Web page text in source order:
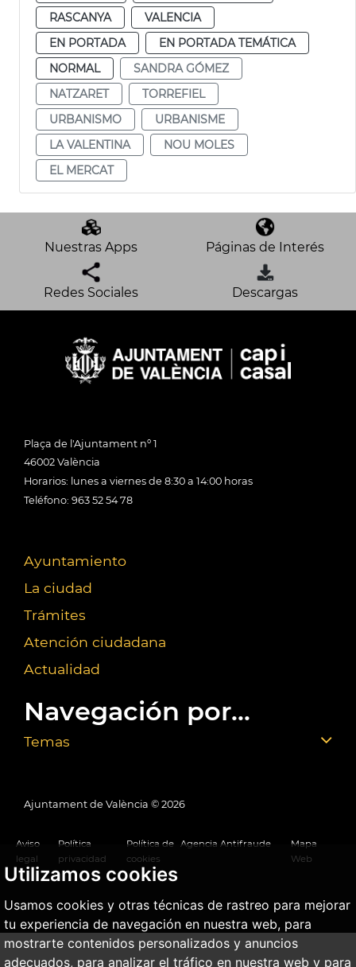
Utilizamos cookies
Usamos cookies y otras técnicas de rastreo para mejorar
tu experiencia de navegación en nuestra web, para
mostrarte contenidos personalizados y anuncios
adecuados, para analizar el tráfico en nuestra web y para
RASCANYA
VALENCIA
EN PORTADA
EN PORTADA TEMÁTICA
NORMAL
SANDRA GÓMEZ
NATZARET
TORREFIEL
URBANISMO
URBANISME
LA VALENTINA
NOU MOLES
EL MERCAT
Nuestras Apps Páginas de Interés
Redes Sociales Descargas
Plaça de l'Ajuntament nº 1
46002 València
Horarios: lunes a viernes de 8:30 a 14:00 horas
Teléfono: 963 52 54 78
Ayuntamiento
La ciudad
Trámites
Atención ciudadana
Actualidad
Navegación por...
Temas
Ajuntament de València © 2026
Aviso
legal
Política
privacidad
Política de
cookies
Agencia Antifraude
Mapa
Web